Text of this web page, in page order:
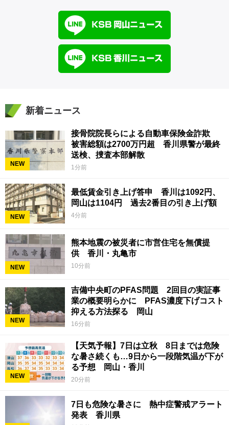
新着ニュース
NEW
接骨院院長らによる自動車保険金詐欺
被害総額は2700万円超 香川県警が最終
送検、捜査本部解散
1分前
NEW
最低賃金引き上げ答申 香川は1092円、
岡山は1104円 過去2番目の引き上げ額
4分前
NEW
熊本地震の被災者に市営住宅を無償提
供 香川・丸亀市
10分前
NEW
吉備中央町のPFAS問題 2回目の実証事
業の概要明らかに PFAS濃度下げコスト
抑える方法探る 岡山
16分前
NEW
【天気予報】7日は立秋 8日までは危険
な暑さ続くも…9日から一段階気温が下が
る予想 岡山・香川
20分前
7日も危険な暑さに 熱中症警戒アラート
発表 香川県